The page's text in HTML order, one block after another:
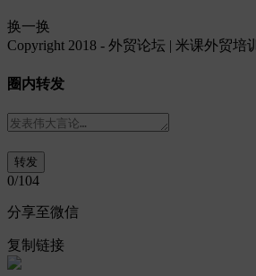
换一换
Copyright 2018 - 外贸论坛 | 米课外贸培
圈内转发
0/104
分享至微信
复制链接